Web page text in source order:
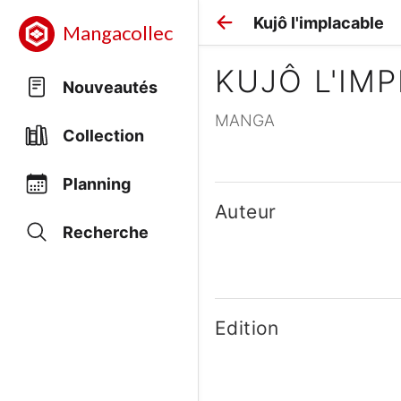
Mangacollec
Nouveautés
Collection
Planning
Recherche
Kujô l'implacable
KUJÔ
MANGA
Auteur
Edition